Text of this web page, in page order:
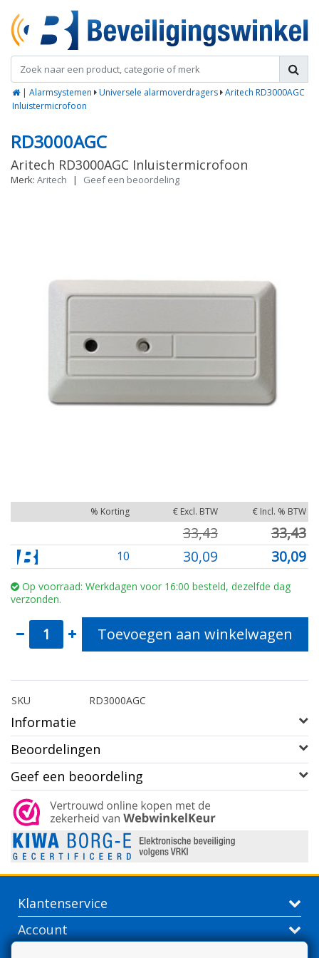
| Alarmsystemen Universele alarmoverdragers Aritech RD3000AGC
Inluistermicrofoon
RD3000AGC
Aritech RD3000AGC Inluistermicrofoon
Merk: Aritech | Geef een beoordeling
% Korting € Excl. BTW € Incl. % BTW
33,43 33,43
10 30,09 30,09
Op voorraad: Werkdagen voor 16:00 besteld, dezelfde dag
verzonden.
Toevoegen aan winkelwagen
SKU RD3000AGC
Informatie
Beoordelingen
Geef een beoordeling
Klantenservice
Account